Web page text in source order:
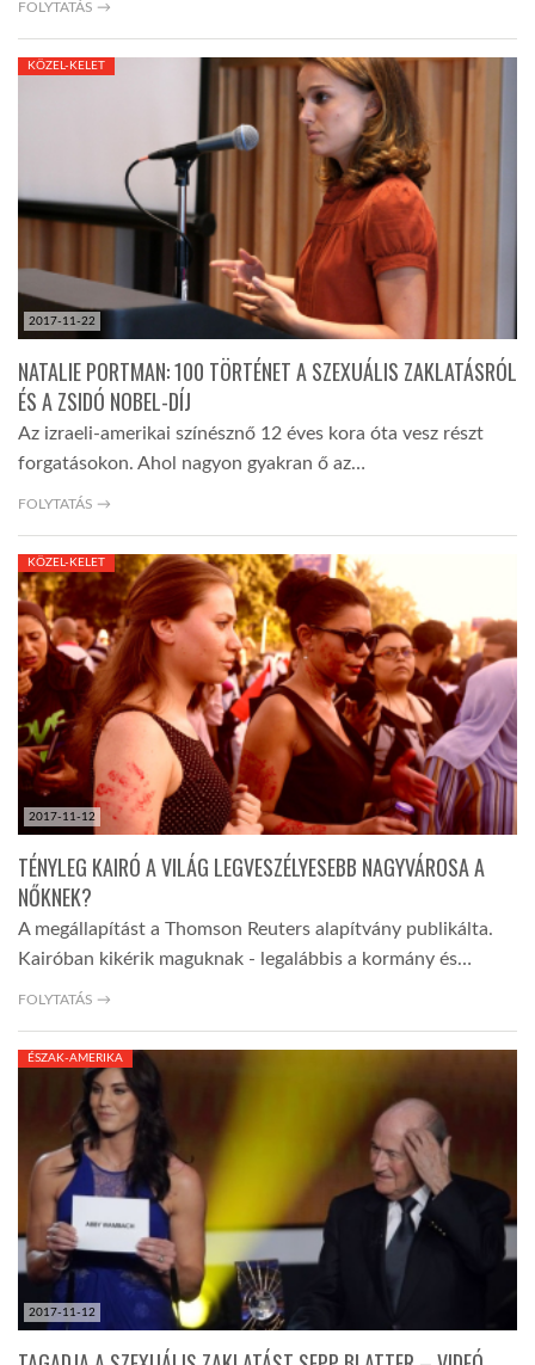
FOLYTATÁS →
2017-11-22
KÖZEL-KELET
NATALIE PORTMAN: 100 TÖRTÉNET A SZEXUÁLIS ZAKLATÁSRÓL
ÉS A ZSIDÓ NOBEL-DÍJ
Az izraeli-amerikai színésznő 12 éves kora óta vesz részt
forgatásokon. Ahol nagyon gyakran ő az…
FOLYTATÁS →
2017-11-12
KÖZEL-KELET
TÉNYLEG KAIRÓ A VILÁG LEGVESZÉLYESEBB NAGYVÁROSA A
NŐKNEK?
A megállapítást a Thomson Reuters alapítvány publikálta.
Kairóban kikérik maguknak - legalábbis a kormány és…
FOLYTATÁS →
2017-11-12
ÉSZAK-AMERIKA